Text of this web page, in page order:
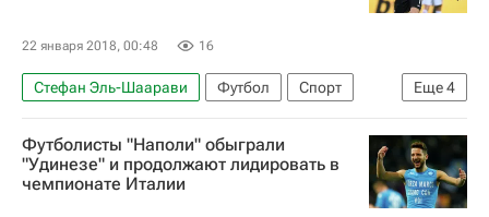
22 января 2018, 00:48 16
Еще4
Стефан Эль-Шаарави Футбол
Спорт
Серия А 2026-2027 (Чемпионат Италии по футболу)
Рома
Интер Матиас Весино
Футболисты "Наполи" обыграли
"Удинезе" и продолжают лидировать в
чемпионате Италии